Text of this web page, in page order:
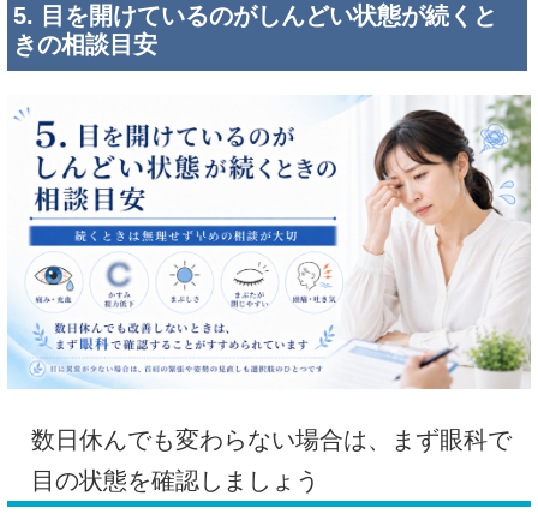
5. 目を開けているのがしんどい状態が続くと
きの相談目安
数日休んでも変わらない場合は、まず眼科で
目の状態を確認しましょう